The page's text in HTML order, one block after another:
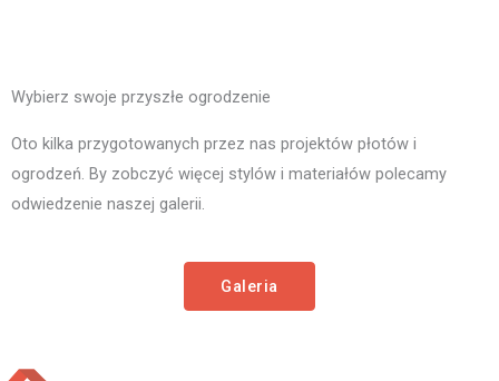
Wybierz swoje przyszłe ogrodzenie
Oto kilka przygotowanych przez nas projektów płotów i
ogrodzeń. By zobczyć więcej stylów i materiałów polecamy
odwiedzenie naszej galerii.
Galeria